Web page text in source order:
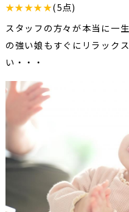
★★★★★(5点)
スタッフの方々が本当に一
の強い娘もすぐにリラック
い・・・